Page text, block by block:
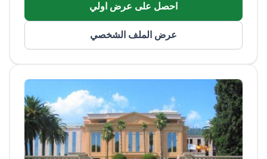
أصلية. وقد شغل مناصب مرموقة مثل رئيس
احصل على عرض اولي
عرض الملف الشخصي